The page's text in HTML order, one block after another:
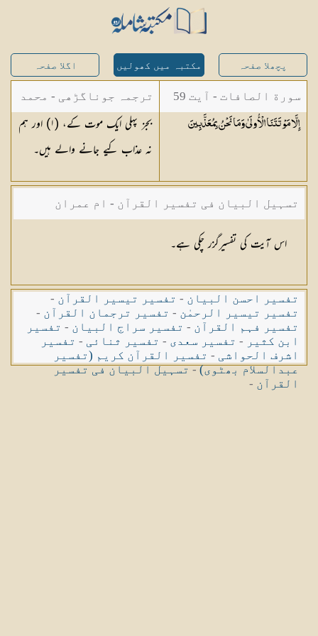
پچھلا صفحہ مکتبہ میں کھولیں اگلا صفحہ
سورة الصافات - آیت 59
إِلَّا مَوْتَتَنَا الْأُولَىٰ وَمَا نَحْنُبِمُعَذَّبِينَ
ترجمہ جوناگڑھی - محمد
جونا گڑھی
بجز پہلی ایک موت کے، (١) اور ہم
نہ عذاب کیے جانے والے ہیں۔
تسہیل البیان فی تفسیر القرآن - ام عمران
شکیلہ بنت میاں فضل حسین
اس آیت کی تفسیرگزر چکی ہے۔
تفسیر احسن البیان - تفسیر تیسیر القرآن -
تفسیر تیسیر الرحمٰن - تفسیر ترجمان القرآن -
تفسیر فہم القرآن - تفسیر سراج البیان - تفسیر
ابن کثیر - تفسیر سعدی - تفسیر ثنائی - تفسیر
اشرف الحواشی - تفسیر القرآن کریم (تفسیر
عبدالسلام بھٹوی)-تسہیل البیان فی تفسیر
القرآن -